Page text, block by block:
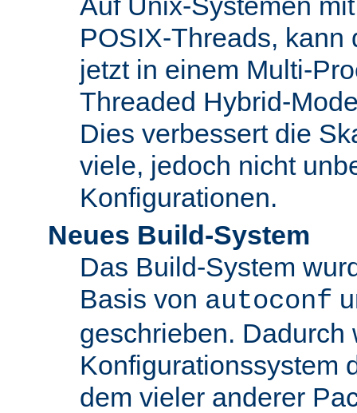
POSIX-Threads, kann
jetzt in einem Multi-
Threaded Hybrid-
Dies verbessert die
viele, jedoch nicht
Konfigurationen.
Neues Build-System
Das Build-System
Basis von autoconf
geschrieben. Dadurch
Konfigurationssystem
dem vieler anderer